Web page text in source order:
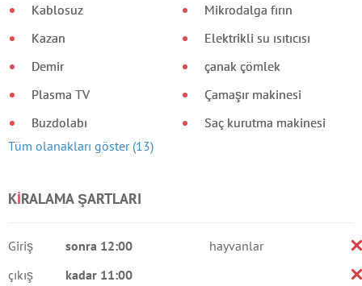
Kablosuz
Kazan
Demir
Plasma TV
Buzdolabı
Mikrodalga fırın
Elektrikli su ısıtıcısı
çanak çömlek
Çamaşır makinesi
Saç kurutma makinesi
Tüm olanakları göster (13)
KIRALAMA ŞARTLARI
Giriş
sonra 12:00
çıkış
kadar 11:00
hayvanlar